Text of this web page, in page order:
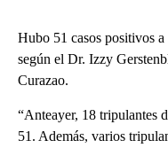
Hubo 51 casos positivos
según el Dr. Izzy
Curazao.
“Anteayer, 18 tripulantes
51. Además, varios